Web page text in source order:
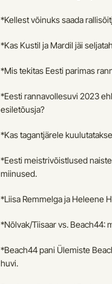
*Kellest võinuks saada
*Kas Kustil ja Mardil jäi
*Mis tekitas Eesti parimas
*Eesti rannavollesuvi 2023
esiletõusja?
*Kas tagantjärele
*Eesti meistrivõistlused
miinused.
*Liisa Remmelga ja Heleene
*Nõlvak/Tiisaar vs. Beach44:
*Beach44 pani Ülemiste
huvi.